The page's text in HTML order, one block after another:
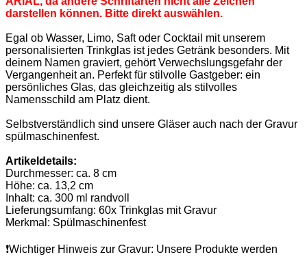
darstellen können. Bitte direkt auswählen.
Egal ob Wasser, Limo, Saft oder Cocktail mit unserem
personalisierten Trinkglas ist jedes Getränk besonders. Mit
deinem Namen graviert, gehört Verwechslungsgefahr der
Vergangenheit an. Perfekt für stilvolle Gastgeber: ein
persönliches Glas, das gleichzeitig als stilvolles
Namensschild am Platz dient.
Selbstverständlich sind unsere Gläser auch nach der Gravur
spülmaschinenfest.
Artikeldetails:
Durchmesser: ca. 8 cm
Höhe: ca. 13,2 cm
Inhalt: ca. 300 ml randvoll
Lieferungsumfang: 60x Trinkglas mit Gravur
Merkmal: Spülmaschinenfest
❗Wichtiger Hinweis zur Gravur: Unsere Produkte werden